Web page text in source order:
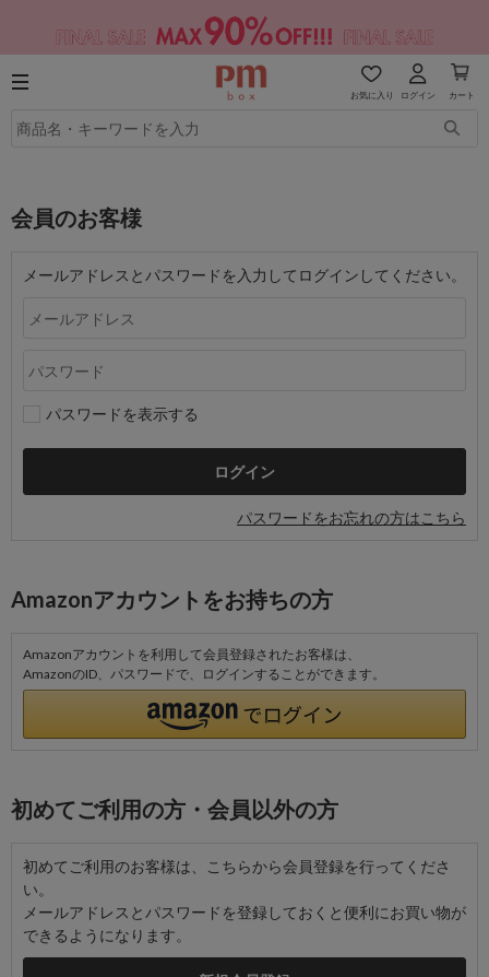
お気に入り ログイン カート
会員のお客様
メールアドレスとパスワードを入力してログインしてください。
パスワードを表示する
パスワードをお忘れの方はこちら
Amazonアカウントをお持ちの方
Amazonアカウントを利用して会員登録されたお客様は、
AmazonのID、パスワードで、ログインすることができます。
初めてご利用の方・会員以外の方
初めてご利用のお客様は、こちらから会員登録を行ってくださ
い。
メールアドレスとパスワードを登録しておくと便利にお買い物が
できるようになります。